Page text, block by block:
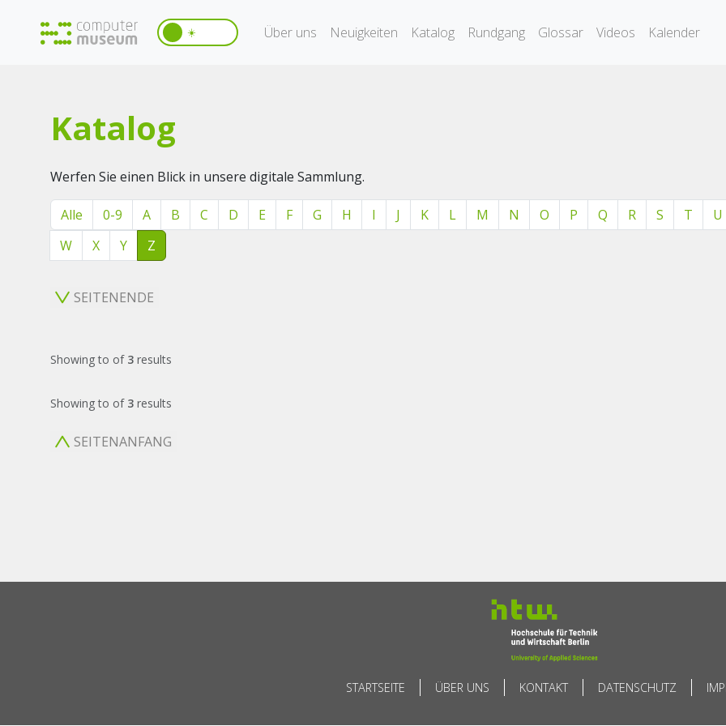
☀️ Über uns Neuigkeiten Katalog Rundgang Glossar Videos Kalender
Katalog
Werfen Sie einen Blick in unsere digitale Sammlung.
Alle 0-9 A B C D E F G H I J K L M N O P Q R S T U
W
X Y Z
SEITENENDE
Showingto of 3 results
Showingto of 3 results
SEITENANFANG
STARTSEITE ÜBER UNS KONTAKT DATENSCHUTZ